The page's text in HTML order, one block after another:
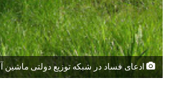
ادعای فساد در شبکه توزیع دولتی